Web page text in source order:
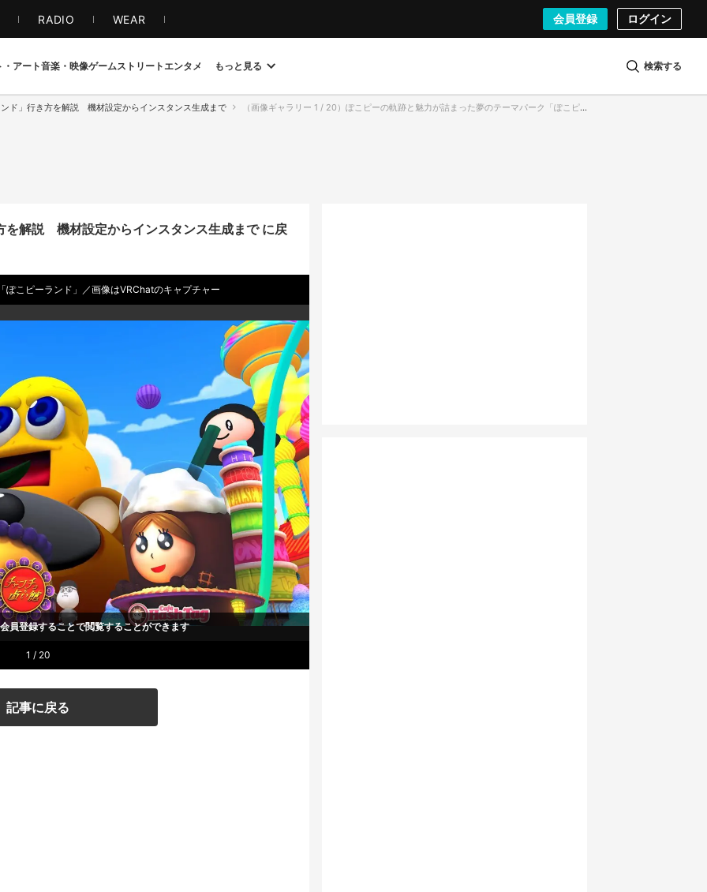
RADIO WEAR 会員登録 ログイン
アート音楽・映像ゲームストリート エンタメ もっと見る 検索する
ド」行き方を解説 機材設定からインスタンス生成まで （画像ギャラリー 1 / 20）ぽこピーの軌跡と魅力が詰まった夢のテーマパーク「ぽこピーランド」／画像はVRChatのキャプチャー
を解説 機材設定からインスタンス生成まで に戻
こピーランド」／画像はVRChatのキャプチャー
員登録することで閲覧することができます
1 / 20
記事に戻る